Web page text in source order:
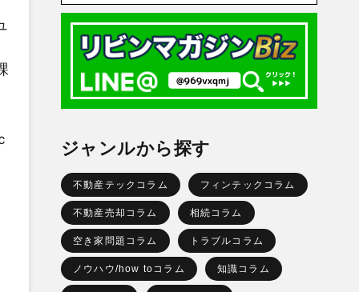
ジャンルから探す
不動産テックコラム フィンテックコラム
不動産売却コラム 相続コラム
空き家問題コラム トラブルコラム
ノウハウ/how toコラム 知識コラム